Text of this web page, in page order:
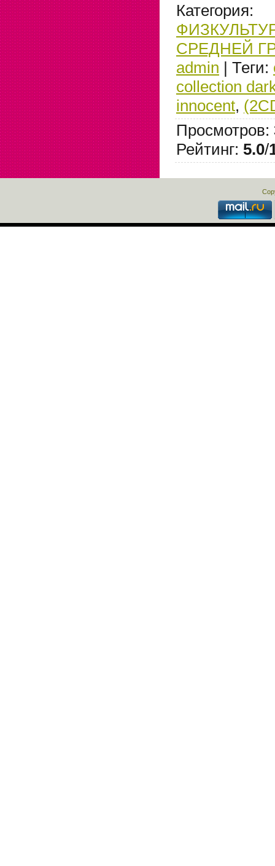
Категория:
СРЕДНЕЙ
admin | Теги:
collection
innocent,
Просмотров:
Рейтинг: 5.0/